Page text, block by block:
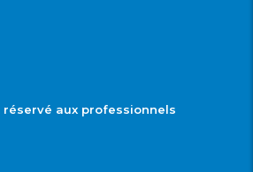
réservé aux professionnels